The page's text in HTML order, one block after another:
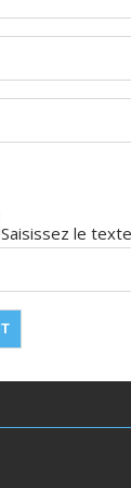
Saisissez le